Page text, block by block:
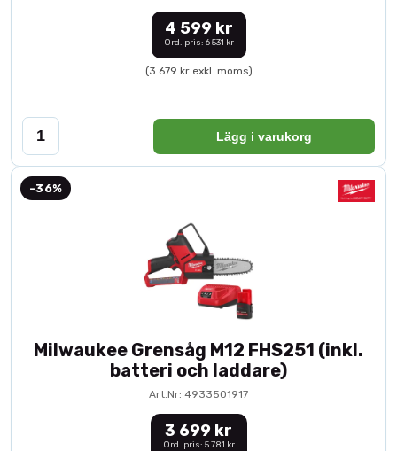
4 599 kr
Ord. pris: 6 531 kr
(3 679 kr exkl. moms)
Lägg i varukorg
-36%
Milwaukee Grensåg M12 FHS251 (inkl.
batteri och laddare)
Art.Nr: 4933501917
3 699 kr
Ord. pris: 5 781 kr